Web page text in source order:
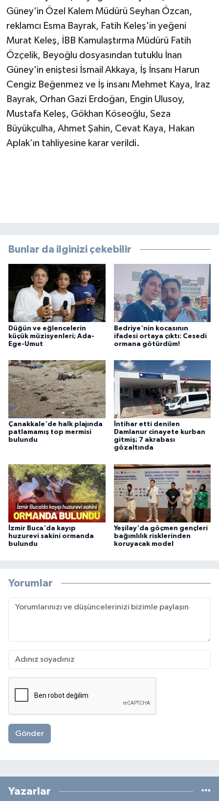
Güney'in Özel Kalem Müdürü Seyhan Özcan,
reklamcı Esma Bayrak, Fatih Keleş'in yeğeni
Murat Keleş, İBB Kamulaştırma Müdürü Fatih
Özçelik, Beyoğlu dosyasından tutuklu İnan
Güney'in eniştesi İsmail Akkaya, İş İnsanı Harun
Cengiz Beğenmez ve İş insanı Mehmet Kaya, Iraz
Bayrak, Orhan Gazi Erdoğan, Engin Ulusoy,
Mustafa Keleş, Gökhan Köseoğlu, Seza
Büyükçulha, Ahmet Şahin, Cevat Kaya, Hakan
Aplak’ın tahliyesine karar verildi.
Bunlar da ilginizi çekebilir
Düğün ve eğlencelerin
küçük müzisyenleri; Ada-
Ege-Umut
Bedriye'nin kocasının
ifadesi ortaya çıktı: Cesedi
ormana götürdüm!
Çanakkale'de halk plajında
patlamamış top mermisi
bulundu
İntihar etti denilen
Damlanur cinayete kurban
gitmiş; 7 akrabası
gözaltında
İzmir Buca'da kayıp
huzurevi sakini ormanda
bulundu
Yeşilay'da göçmen gençleri
bağımlılık risklerinden
koruyacak model
Yorumlar
Gönder
Yazarlar